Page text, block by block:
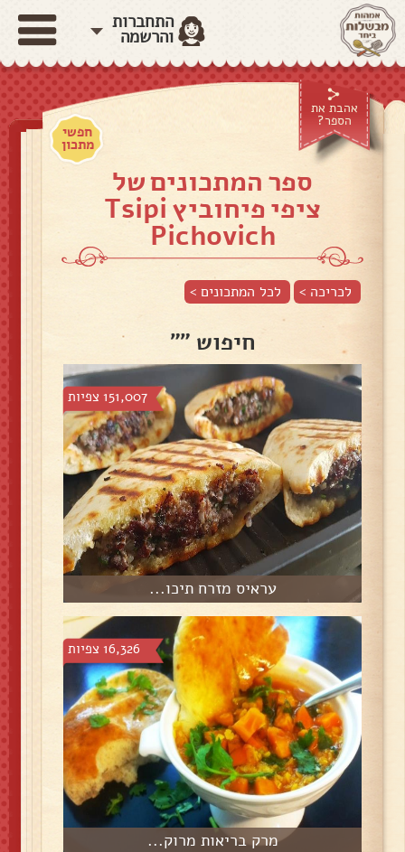
התחברות
והרשמה
אהבת את
הספר?
חפשי
מתכון
ספר המתכונים של
ציפי פיחוביץ Tsipi
Pichovich
לכריכה > לכל המתכונים >
חיפוש ""
151,007 צפיות
עראיס מזרח תיכו...
16,326 צפיות
מרק בריאות מרוק...